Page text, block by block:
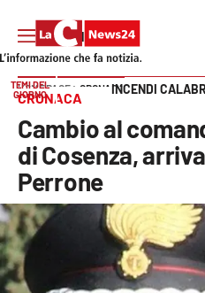
SEZIONI
Cronaca
Politica
Attualità
Vai
TEMI DEL
GIORNO
INCENDI
HOME PAGE CRONACA
CRONACA
Cambio al
di Cosenza,
Perrone